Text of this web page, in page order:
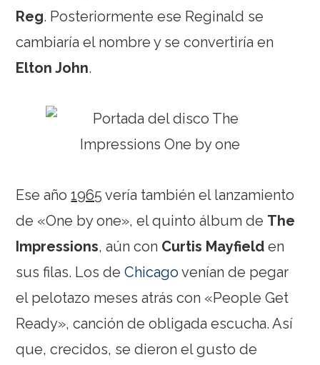
Reg. Posteriormente ese Reginald se
cambiaría el nombre y se convertiría en
Elton John.
Ese año1965 vería también el lanzamiento
de «One by one», el quinto álbum de The
Impressions, aún con Curtis Mayfielden
sus filas. Los deChicagovenían de pegar
el pelotazo meses atrás con «People Get
Ready», canción de obligada escucha. Así
que, crecidos, se dieron el gusto de